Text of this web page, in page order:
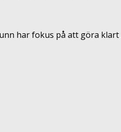
har fokus på att göra klart